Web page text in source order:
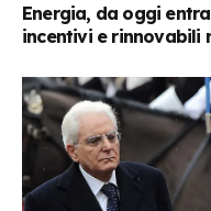
Energia, da oggi
incentivi e rinnovabili